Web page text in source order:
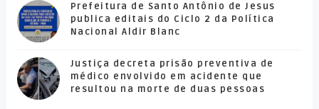
Prefeitura de Santo Antônio de Jesus
publica editais do Ciclo 2 da Política
Nacional Aldir Blanc
Justiça decreta prisão preventiva de
médico envolvido em acidente que
resultou na morte de duas pessoas